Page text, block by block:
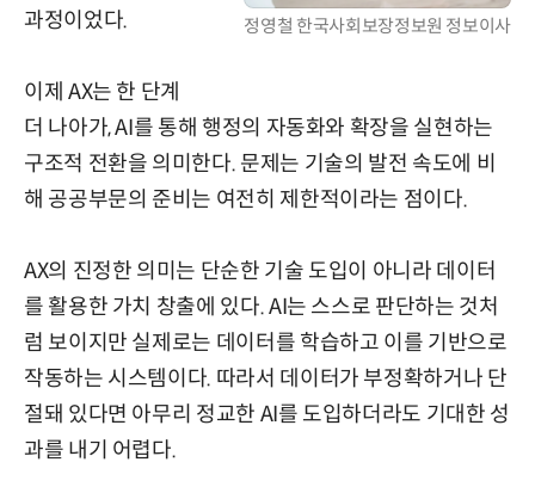
정영철 한국사회보장정보원 정보이사
과정이었다.
이제 AX는 한 단계
더 나아가, AI를 통해 행정의 자동화와 확장을 실현하는
구조적 전환을 의미한다. 문제는 기술의 발전 속도에 비
해 공공부문의 준비는 여전히 제한적이라는 점이다.
AX의 진정한 의미는 단순한 기술 도입이 아니라 데이터
를 활용한 가치 창출에 있다. AI는 스스로 판단하는 것처
럼 보이지만 실제로는 데이터를 학습하고 이를 기반으로
작동하는 시스템이다. 따라서 데이터가 부정확하거나 단
절돼 있다면 아무리 정교한 AI를 도입하더라도 기대한 성
과를 내기 어렵다.